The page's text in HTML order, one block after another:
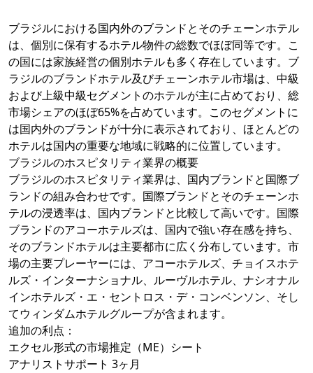
ブラジルにおける国内外のブランドとそのチェーンホテル
は、個別に保有するホテル物件の総数でほぼ同等です。こ
の国には家族経営の個別ホテルも多く存在しています。ブ
ラジルのブランドホテル及びチェーンホテル市場は、中級
および上級中級セグメントのホテルが主に占めており、総
市場シェアのほぼ65%を占めています。このセグメントに
は国内外のブランドが十分に表示されており、ほとんどの
ホテルは国内の重要な地域に戦略的に位置しています。
ブラジルのホスピタリティ業界の概要
ブラジルのホスピタリティ業界は、国内ブランドと国際ブ
ランドの組み合わせです。国際ブランドとそのチェーンホ
テルの浸透率は、国内ブランドと比較して高いです。国際
ブランドのアコーホテルズは、国内で強い存在感を持ち、
そのブランドホテルは主要都市に広く分布しています。市
場の主要プレーヤーには、アコーホテルズ、チョイスホテ
ルズ・インターナショナル、ルーヴルホテル、ナシオナル
インホテルズ・エ・セントロス・デ・コンベンソン、そし
てウィンダムホテルグループが含まれます。
追加の利点：
エクセル形式の市場推定（ME）シート
アナリストサポート 3ヶ月